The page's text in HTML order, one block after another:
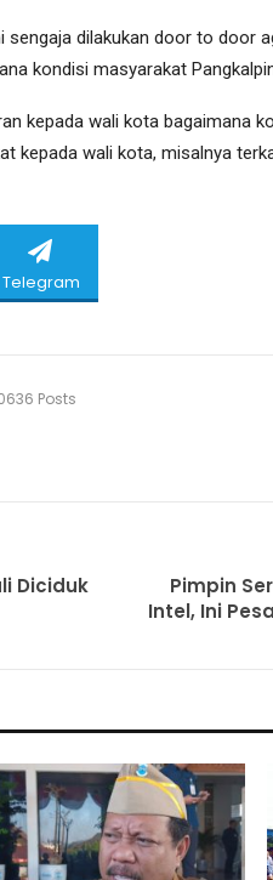
sengaja dilakukan door to door
kondisi masyarakat
kepada wali kota bagaimana
kepada wali kota, misalnya
Telegram
Posts
Diciduk
Pimpin
Intel, Ini